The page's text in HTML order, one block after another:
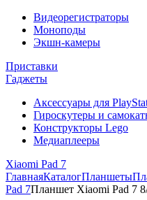
Видеорегистраторы
Моноподы
Экшн-камеры
Приставки
Гаджеты
Аксессуары для
Гироскутеры и
Конструкторы Lego
Медиаплееры
Xiaomi Pad 7
ГлавнаяКаталогПланшеты
Pad 7Планшет Xiaomi Pad 7